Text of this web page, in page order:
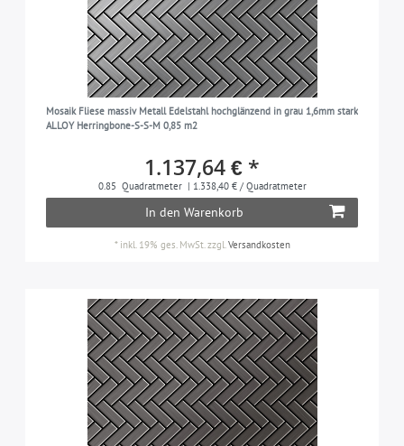
Mosaik Fliese massiv Metall Edelstahl hochglänzend in grau 1,6mm stark
ALLOY Herringbone-S-S-M 0,85 m2
1.137,64 € *
0.85 Quadratmeter | 1.338,40 € / Quadratmeter
In den Warenkorb
* inkl. 19% ges. MwSt.zzgl.Versandkosten